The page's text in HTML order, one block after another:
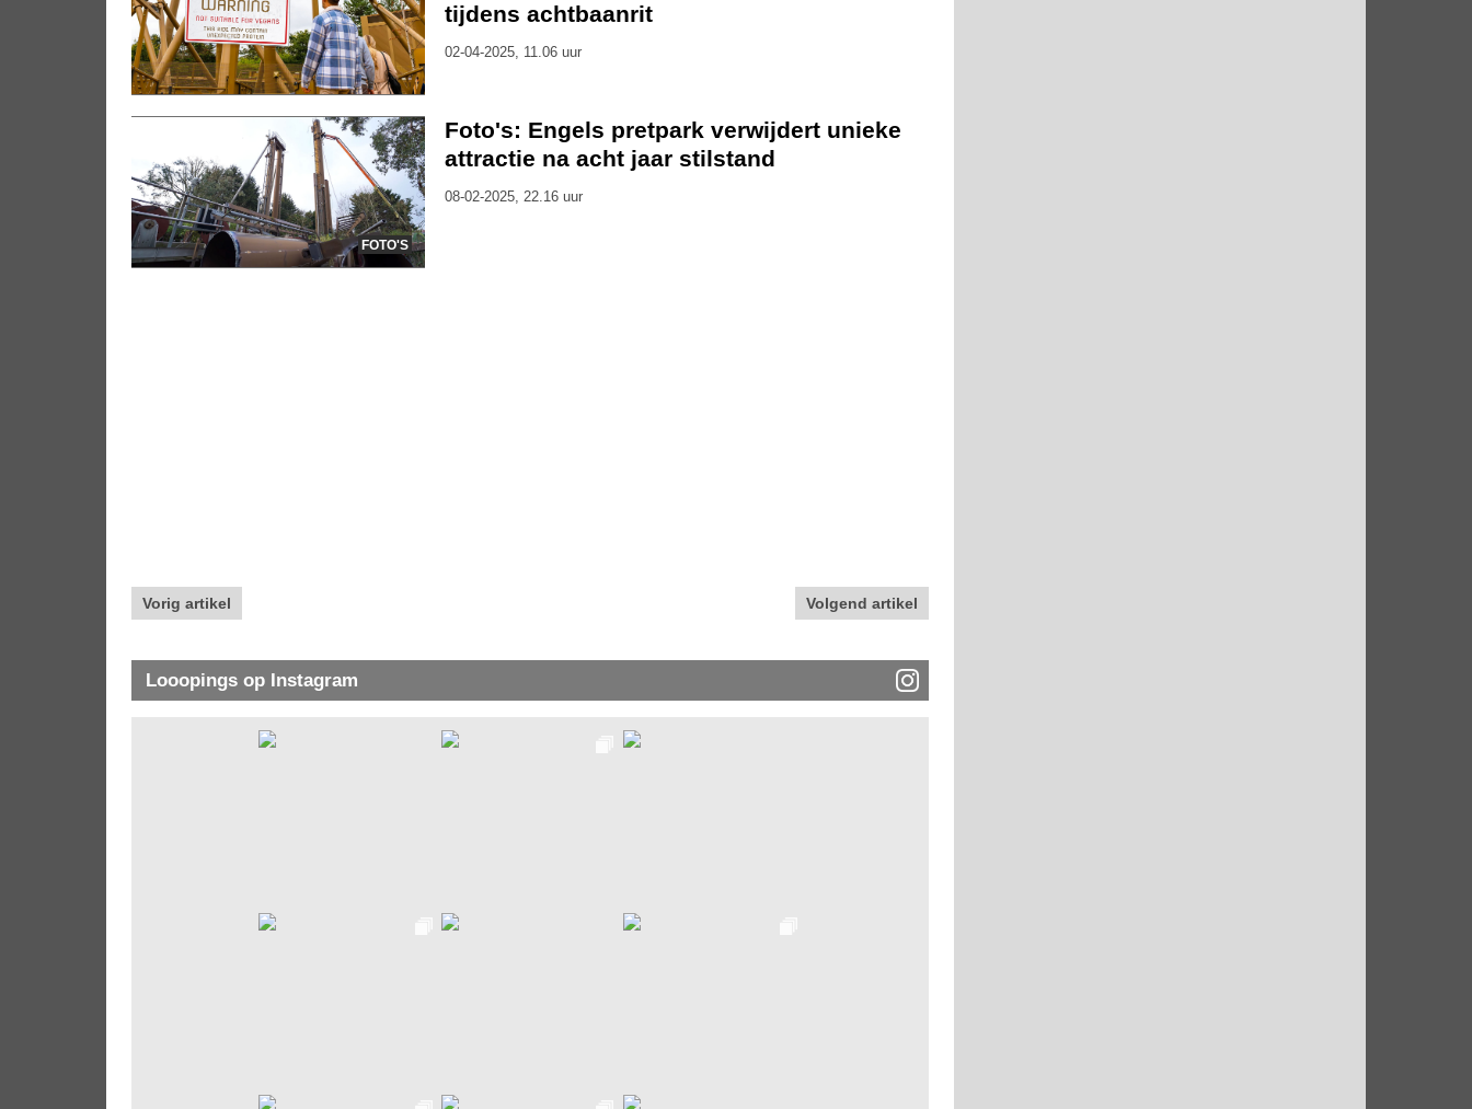
tijdens achtbaanrit
02-04-2025, 11.06 uur
FOTO'S
Foto's: Engels pretpark verwijdert unieke
attractie na acht jaar stilstand
08-02-2025, 22.16 uur
Vorig artikel Volgend artikel
Looopings op Instagram